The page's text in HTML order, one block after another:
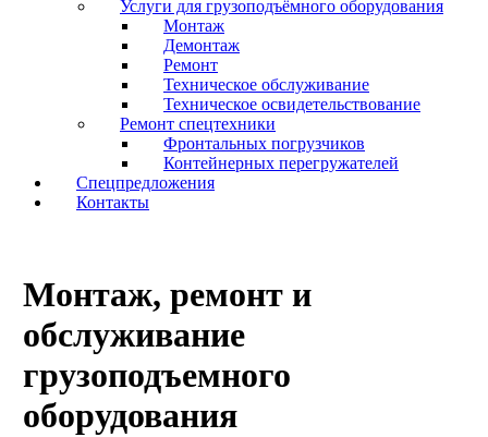
Услуги для грузоподъёмного оборудования
Монтаж
Демонтаж
Ремонт
Техническое обслуживание
Техническое освидетельствование
Ремонт спецтехники
Фронтальных погрузчиков
Контейнерных перегружателей
Cпецпредложения
Контакты
Монтаж, ремонт и
обслуживание
грузоподъемного
оборудования